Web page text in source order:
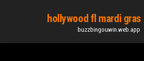
content
hollywood fl mardi gras
buzzbingouwin.web.app